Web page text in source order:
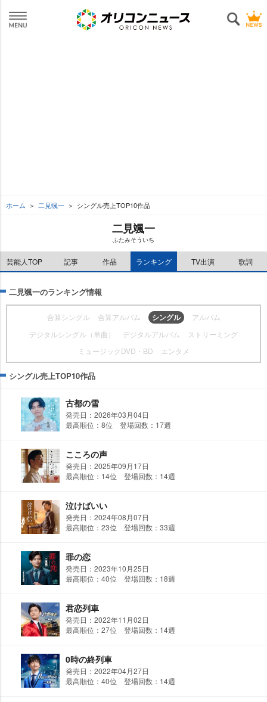
ホーム 二見颯一 シングル売上TOP10作品
二見颯一
ふたみそういち
芸能人TOP 記事 作品 ランキング TV出演 歌詞
二見颯一のランキング情報
合算シングル 合算アルバム シングル
アルバム
デジタルシングル（単曲）
デジタルアルバム
ストリーミング
ミュージックDVD・BD
エンタメ
シングル売上TOP10作品
古都の雪
発売日：2026年03月04日
最高順位：8位 登場回数：17週
こころの声
発売日：2025年09月17日
最高順位：14位 登場回数：14週
泣けばいい
発売日：2024年08月07日
最高順位：23位 登場回数：33週
罪の恋
発売日：2023年10月25日
最高順位：40位 登場回数：18週
君恋列車
発売日：2022年11月02日
最高順位：27位 登場回数：14週
0時の終列車
発売日：2022年04月27日
最高順位：40位 登場回数：14週